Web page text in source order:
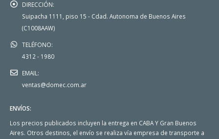
DIRECCIÓN:
Suipacha 1111, piso 15 - Cdad. Autonoma de Buenos Aires
(C1008AAW)
TELÉFONO:
4312 - 1980
EMAIL:
ventas@domec.com.ar
ENVÍOS:
Los precios publicados incluyen la entrega en CABA Y Gran Buenos
Aires. Otros destinos, el envío se realiza vía empresa de transporte a